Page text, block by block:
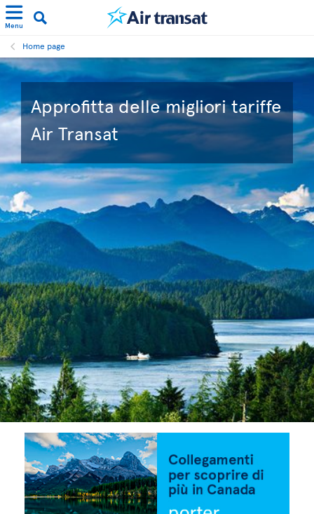
Menu
Home page
Approfitta delle migliori tariffe
Air Transat